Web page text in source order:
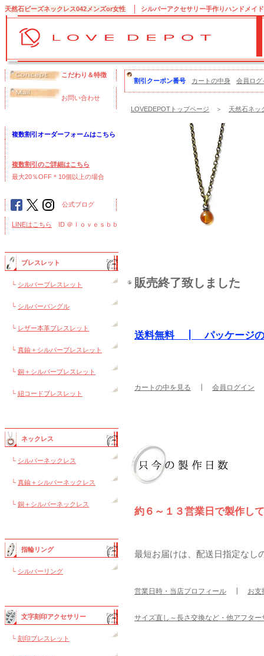
天然石ビーズネックレス042メンズor女性 シルバーアクセサリー手作りハンドメイ
こだわり＆特徴
お問い合わせ
複数割引オーダーフォームはこちら
複数割引のご詳細はこちら
最大20％OFF＊10個以上の場合
公式ブログ
LINEはこちら ID ＠ｌｏｖｅｓｂｂ
ブレスレット
└ シルバーブレスレット
└ シルバーバングル
└ レザー本革ブレスレット
└ 真鍮＋シルバーブレスレット
└ 銅＋シルバーブレスレット
└ 紐コードブレスレット
ネックレス
└ シルバーネックレス
└ 真鍮＋シルバーネックレス
└ 銅＋シルバーネックレス
指輪リング
└ シルバーリング
文字刻印アクセサリー
└ 刻印ブレスレット
割引クーポン番号 カートの中身 会員ログ
LOVEDEPOTトップページ ＞ 天然石ネッ
販売終了致しました
送料無料 ┃ パッケージの
カートの中を見る 会員ログイン
約６～１３営業日で製作し
最短お届けは、配送日指定なし
営業日時・当店プロフィール お支
サイズ直し～長さ交換など・他アフタ